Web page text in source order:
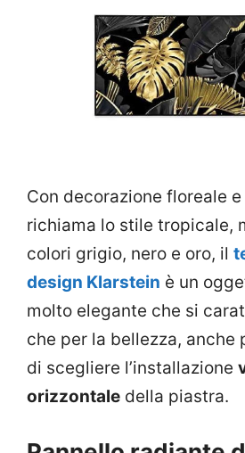
Con decorazione floreale
richiama lo stile tropicale,
colori grigio, nero e oro, il
design Klarstein è un
molto elegante che si
che per la bellezza, anche
di scegliere l’installazione
orizzontale della piastra.